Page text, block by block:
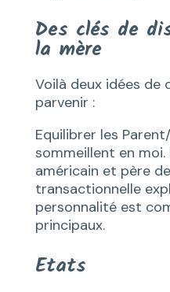
Des clés de
la mère
Voilà deux idées de
parvenir :
Equilibrer les
sommeillent en
américain et père
transactionnelle
personnalité est
principaux.
Etats